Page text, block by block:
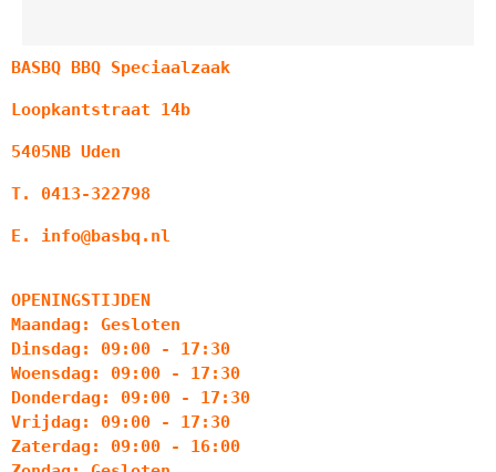
BASBQ BBQ Speciaalzaak
Loopkantstraat 14b
5405NB Uden
T. 0413-322798
E. info@basbq.nl
OPENINGSTIJDEN
Maandag: Gesloten
Dinsdag: 09:00 - 17:30
Woensdag: 09:00 - 17:30
Donderdag: 09:00 - 17:30
Vrijdag: 09:00 - 17:30
Zaterdag: 09:00 - 16:00